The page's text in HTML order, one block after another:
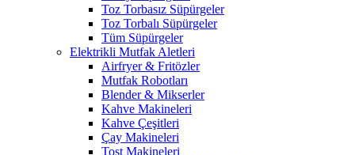
Toz Torbasız Süpürgeler
Toz Torbalı Süpürgeler
Tüm Süpürgeler
Elektrikli Mutfak Aletleri
Airfryer & Fritözler
Mutfak Robotları
Blender & Mikserler
Kahve Makineleri
Kahve Çeşitleri
Çay Makineleri
Tost Makineleri